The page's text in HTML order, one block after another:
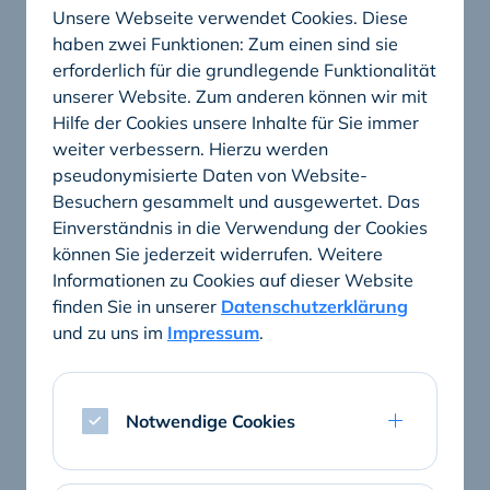
Wir schützen, was wichtig ist
Unsere Soft- und Hardwarelösungen garantieren den
höchsten Schutz sämtlicher Medizin- und
Patientendaten. Wir denken Sicherheit von Anfang
an mit, erfüllen alle gesetzlichen Anforderungen und
gehen darüber hinaus.
Mehr zu IT-Sicherheit und Datenschutz
Das sagen unsere Kunden
Referenzen entdecken
Unsere Webseite verwendet Cookies. Diese
haben zwei Funktionen: Zum einen sind sie
erforderlich für die grundlegende Funktionalität
unserer Website. Zum anderen können wir mit
Hilfe der Cookies unsere Inhalte für Sie immer
weiter verbessern. Hierzu werden
pseudonymisierte Daten von Website-
Besuchern gesammelt und ausgewertet. Das
Einverständnis in die Verwendung der Cookies
können Sie jederzeit widerrufen. Weitere
Informationen zu Cookies auf dieser Website
finden Sie in unserer Datenschutzerklärung
und zu uns im Impressum.
Notwendige Cookies